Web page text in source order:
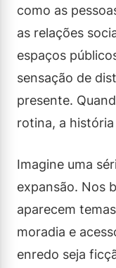
como as
as relações
espaços
sensação de
presente.
rotina, a
Imagine uma
expansão. Nos
aparecem
moradia e
enredo seja